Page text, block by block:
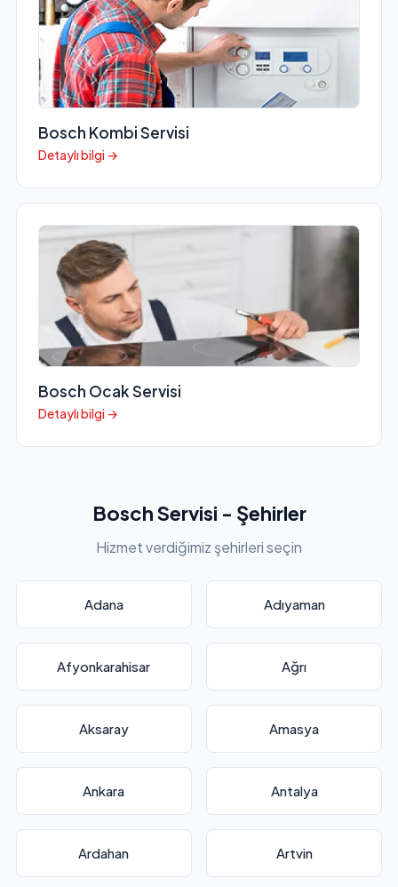
Bosch Kombi Servisi
Detaylı bilgi →
Bosch Ocak Servisi
Detaylı bilgi →
Bosch Servisi - Şehirler
Hizmet verdiğimiz şehirleri seçin
Adana Adıyaman
Afyonkarahisar Ağrı
Aksaray Amasya
Ankara Antalya
Ardahan Artvin